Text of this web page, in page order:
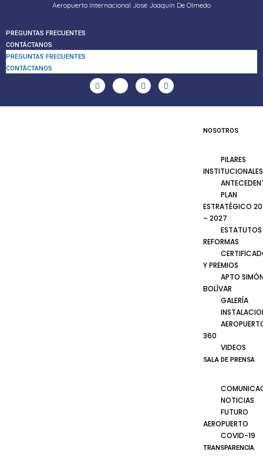
Aeropuerto Internacional José Joaquín De Olmedo
PREGUNTAS FRECUENTES
CONTÁCTANOS
PREGUNTAS FRECUENTES
CONTÁCTANOS
NOSOTROS
PILARES
INSTITUCIONALES
PLAN
ESTRATÉGICO
– 2027
ESTATUTOS
REFORMAS
Y PREMIOS
APTO
BOLÍVAR
GALERÍA
360
VIDEOS
SALA DE PRENSA
NOTICIAS
FUTURO
AEROPUERTO
COVID-19
TRANSPARENCIA